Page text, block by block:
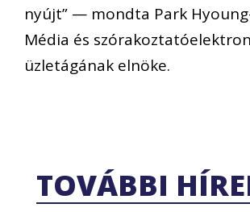
nyújt” — mondta Park
Média és
üzletágának elnöke.
TOVÁBBI